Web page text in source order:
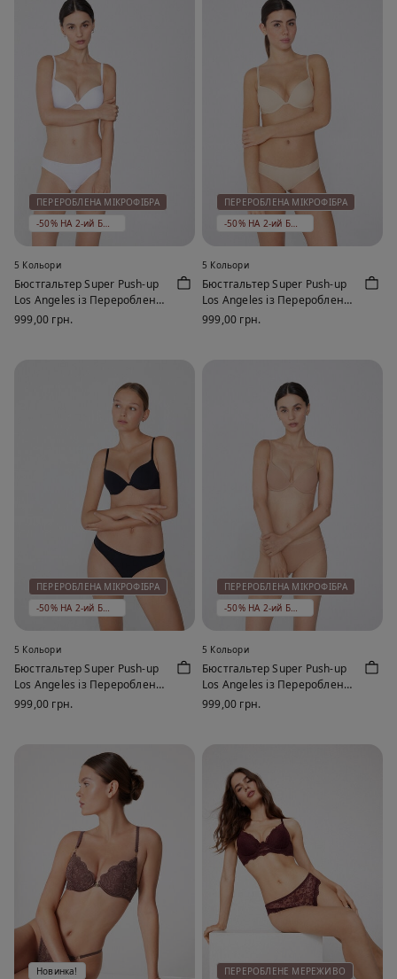
ПЕРЕРОБЛЕНА МІКРОФІБРА
-50% НА 2-ий БЮСТГАЛЬТЕР
5 Кольори
Бюстгальтер Super Push-up
Los Angeles із Переробленої
Мікрофібри
999,00 грн.
ПЕРЕРОБЛЕНА МІКРОФІБРА
-50% НА 2-ий БЮСТГАЛЬТЕР
5 Кольори
Бюстгальтер Super Push-up
Los Angeles із Переробленої
Мікрофібри
999,00 грн.
ПЕРЕРОБЛЕНА МІКРОФІБРА
-50% НА 2-ий БЮСТГАЛЬТЕР
5 Кольори
Бюстгальтер Super Push-up
Los Angeles із Переробленої
Мікрофібри
999,00 грн.
ПЕРЕРОБЛЕНА МІКРОФІБРА
-50% НА 2-ий БЮСТГАЛЬТЕР
5 Кольори
Бюстгальтер Super Push-up
Los Angeles із Переробленої
Мікрофібри
999,00 грн.
Новинка!
ПЕРЕРОБЛЕНЕ МЕРЕЖИВО